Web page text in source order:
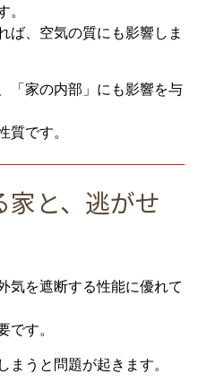
。
ば、空気の質にも影響しま
「家の内部」にも影響を与
質です。
と、逃がせ
気を遮断する性能に優れて
です。
まうと問題が起きます。